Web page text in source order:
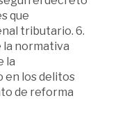
que
tributario. 6.
normativa
la
en los delitos
de reforma